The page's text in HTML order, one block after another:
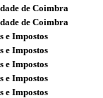
de Coimbra
de Coimbra
e Impostos
e Impostos
e Impostos
e Impostos
e Impostos